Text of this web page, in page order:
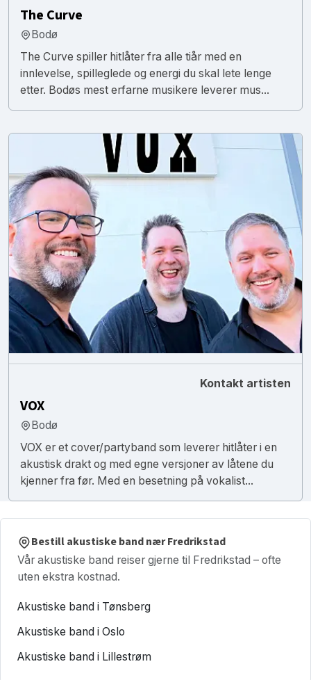
The Curve
Bodø
The Curve spiller hitlåter fra alle tiår med en
innlevelse, spilleglede og energi du skal lete lenge
etter. Bodøs mest erfarne musikere leverer mus...
Kontakt artisten
VOX
Bodø
VOX er et cover/partyband som leverer hitlåter i en
akustisk drakt og med egne versjoner av låtene du
kjenner fra før. Med en besetning på vokalist...
Bestill akustiske band nær Fredrikstad
Vår akustiske band reiser gjerne til Fredrikstad – ofte
uten ekstra kostnad.
Akustiske band i Tønsberg
Akustiske band i Oslo
Akustiske band i Lillestrøm